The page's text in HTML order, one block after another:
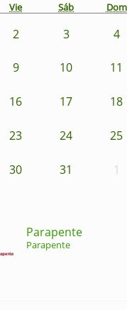
Vie Sáb Dom
2 3 4
9 10 11
16 17 18
23 24 25
30 31 1
Parapente
Parapente